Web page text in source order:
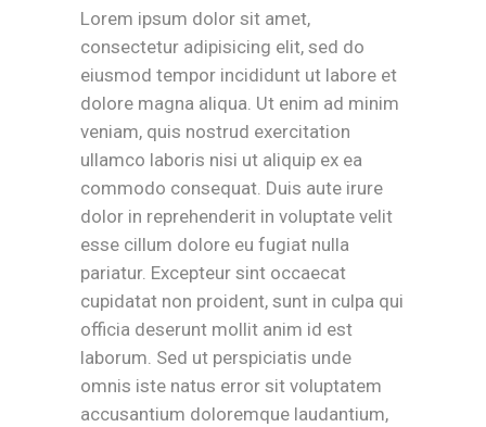
Lorem ipsum dolor sit amet,
consectetur adipisicing elit, sed do
eiusmod tempor incididunt ut labore et
dolore magna aliqua. Ut enim ad minim
veniam, quis nostrud exercitation
ullamco laboris nisi ut aliquip ex ea
commodo consequat. Duis aute irure
dolor in reprehenderit in voluptate velit
esse cillum dolore eu fugiat nulla
pariatur. Excepteur sint occaecat
cupidatat non proident, sunt in culpa qui
officia deserunt mollit anim id est
laborum. Sed ut perspiciatis unde
omnis iste natus error sit voluptatem
accusantium doloremque laudantium,